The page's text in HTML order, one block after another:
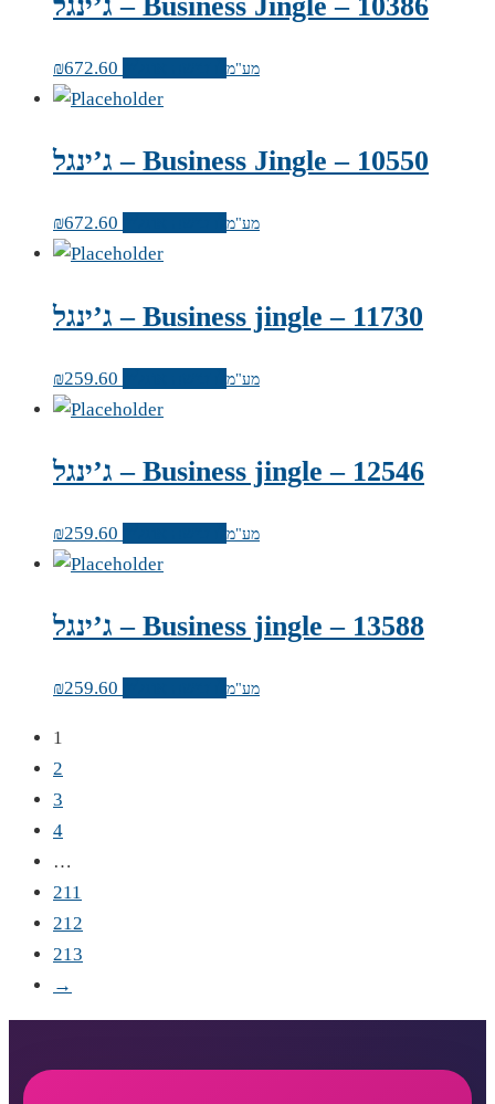
₪672.60 מע"מ
ג’ינגל – Business Jingle – 10550
₪672.60 מע"מ
ג’ינגל – Business jingle – 11730
₪259.60 מע"מ
ג’ינגל – Business jingle – 12546
₪259.60 מע"מ
ג’ינגל – Business jingle – 13588
₪259.60 מע"מ
1
2
3
4
…
211
212
213
→